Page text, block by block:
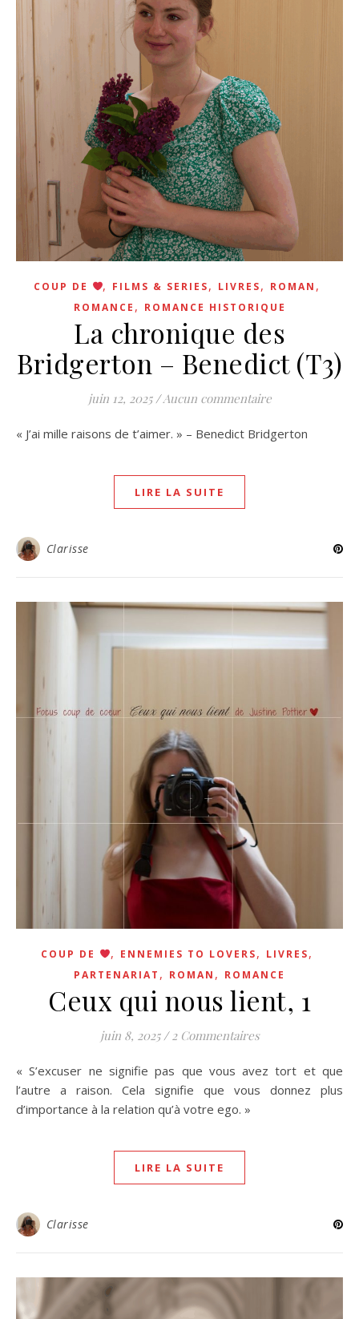
COUP DE , FILMS & SERIES, LIVRES, ROMAN ,
ROMANCE , ROMANCE HISTORIQUE
La chronique des
Bridgerton – Benedict (T3)
juin 12, 2025 /Aucun commentaire
« J’ai mille raisons de t’aimer. » – Benedict Bridgerton
LIRE LA SUITE
Clarisse
COUP DE , ENNEMIES TO LOVERS, LIVRES,
PARTENARIAT , ROMAN , ROMANCE
Ceux qui nous lient, 1
juin 8, 2025 / 2 Commentaires
« S’excuser ne signifie pas que vous avez tort et que
l’autre a raison. Cela signifie que vous donnez plus
d’importance à la relation qu’à votre ego. »
LIRE LA SUITE
Clarisse